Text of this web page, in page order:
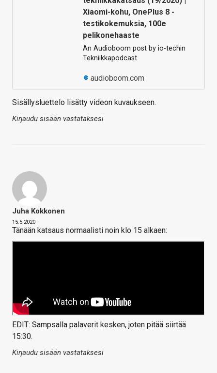
Xiaomi-kohu, OnePlus 8 -
testikokemuksia, 100e
pelikonehaaste
An Audioboom post by io-techin
Tekniikkapodcast
audioboom.com
Sisällysluettelo lisätty videon kuvaukseen.
Kirjaudu sisään vastataksesi
Juha Kokkonen
15.5.2020
Tänään katsaus normaalisti noin klo 15 alkaen:
EDIT: Sampsalla palaverit kesken, joten pitää siirtää
15:30.
Kirjaudu sisään vastataksesi